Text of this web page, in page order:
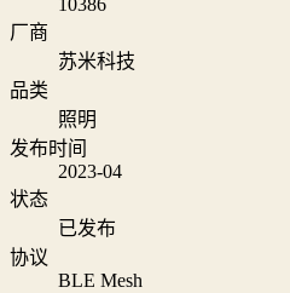
10386
厂商
苏米科技
品类
照明
发布时间
2023-04
状态
已发布
协议
BLE Mesh